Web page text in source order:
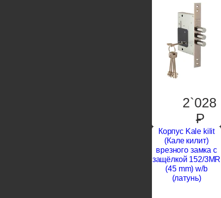
2`028
P
Корпус Kale kilit
(Кале килит)
врезного замка с
защёлкой 152/3MR
(45 mm) w/b
(латунь)